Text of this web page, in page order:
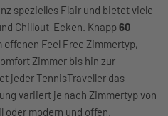
spezielles Flair und bietet viele
Chillout-Ecken. Knapp 60
offenen Feel Free Zimmertyp,
Zimmer bis hin zur
jeder TennisTraveller das
variiert je nach Zimmertyp von
modern und offen.